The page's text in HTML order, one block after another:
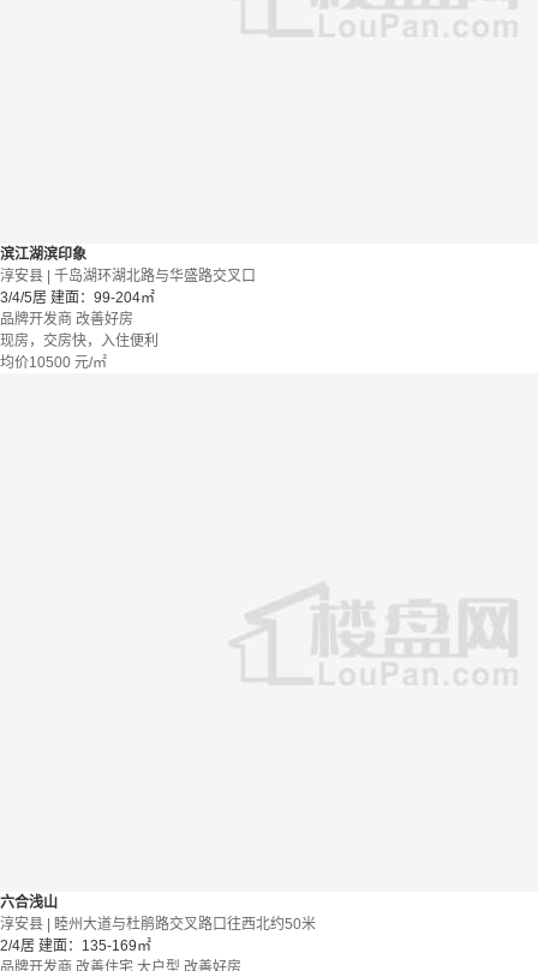
滨江湖滨印象
淳安县 | 千岛湖环湖北路与华盛路交叉口
3/4/5居 建面：99-204㎡
品牌开发商 改善好房
现房，交房快，入住便利
均价10500 元/㎡
六合浅山
淳安县 | 睦州大道与杜鹃路交叉路口往西北约50米
2/4居 建面：135-169㎡
品牌开发商 改善住宅 大户型 改善好房